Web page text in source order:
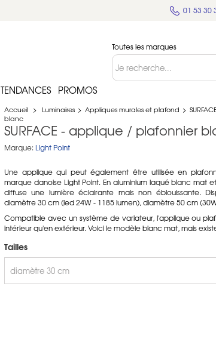
01 53 30
Toutes les marques
TENDANCES PROMOS
Accueil > Luminaires > Appliques murales et plafond >
blanc
SURFACE - applique / plafonnier
Marque: Light Point
Une applique qui peut également être utilisée en
marque danoise Light Point. En aluminium laqué blanc mat
diffuse une lumière éclairante mais non éblouissante.
diamètre 30 cm (led 24W - 1185 lumen), diamètre 50 cm
Compatible avec un système de variateur, l'applique ou
intérieur qu'en extérieur. Voici le modèle blanc mat, mais
Tailles